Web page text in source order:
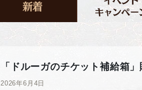
「ドルーガのチケット補給箱
2026年6月4日